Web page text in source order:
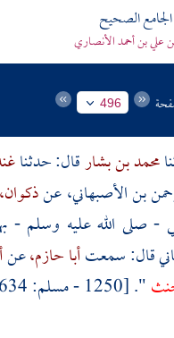
الصحيح
علي بن أحمد الأنصاري
496
محمد بن بشارقال: حدثنا
بن الأصبهاني،عنذكوان،
- صلى الله عليه وسلم -
قال: سمعتأبا حازم،عن